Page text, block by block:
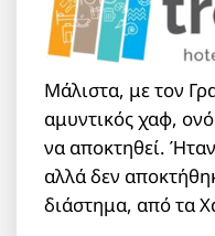
Μάλιστα, με τον
αμυντικός χαφ,
να αποκτηθεί.
αλλά δεν
διάστημα, από τα